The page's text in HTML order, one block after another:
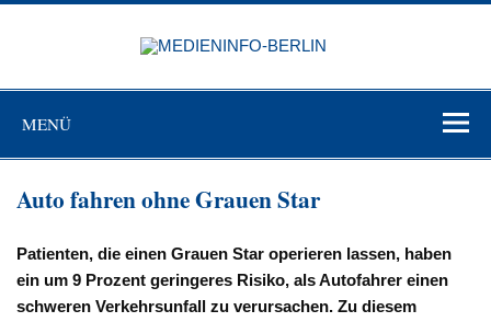
Zum
MENÜ
Auto fahren ohne Grauen Star
Patienten, die einen Grauen Star operieren lassen, haben
ein um 9 Prozent geringeres Risiko, als Autofahrer einen
schweren Verkehrsunfall zu verursachen. Zu diesem